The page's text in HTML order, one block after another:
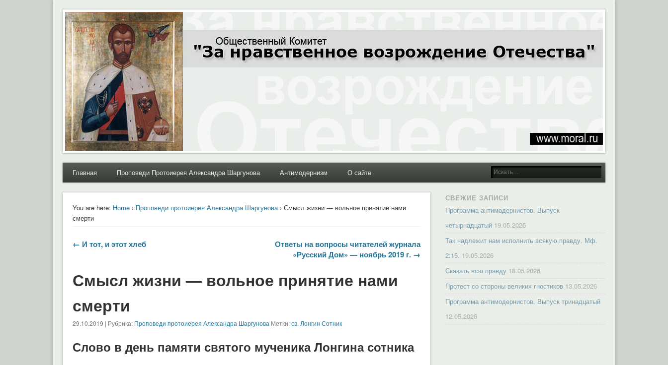
Moral.Ru
Общественный Комитет "За нравственное возрождение Отечества"
Главная Проповеди Протоиерея Александра Шаргунова Антимодернизм О сайте
You are here: Home› Проповеди протоиерея Александра Шаргунова› Смысл жизни — вольное принятие нами
смерти
← И тот, и этот хлеб
Ответы на вопросы читателей журнала
«Русский Дом» — ноябрь 2019 г. →
Смысл жизни — вольное принятие нами
смерти
29.10.2019 | Рубрика: Проповеди протоиерея Александра Шаргунова Метки:св. Лонгин Сотник
Слово в день памяти святого мученика Лонгина сотника
СВЕЖИЕ ЗАПИСИ
Программа антимодернистов. Выпуск
четырнадцатый 19.05.2026
Так надлежит нам исполнить всякую правду. Мф.
2:15. 19.05.2026
Сказать всю правду 18.05.2026
Протест со стороны великих гностиков 13.05.2026
Программа антимодернистов. Выпуск тринадцатый
12.05.2026